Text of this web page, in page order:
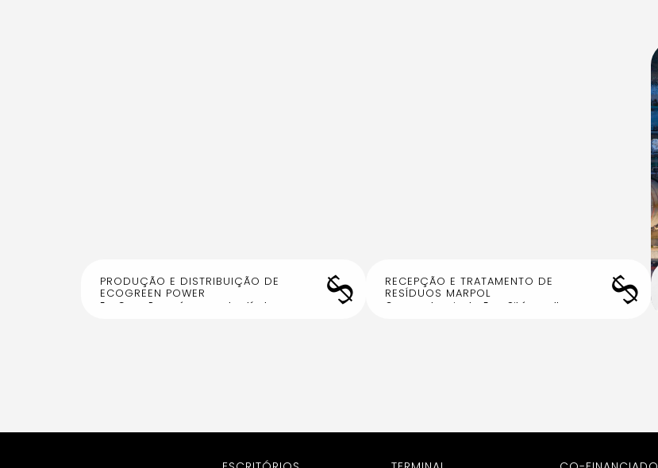
$
PRODUÇÃO E DISTRIBUIÇÃO DE
ECOGREEN POWER
EcoGreen Power é um combustível
$
RECEPÇÃO E TRATAMENTO DE
RESÍDUOS MARPOL
Com um terminal a Eco-Oil é a melhor